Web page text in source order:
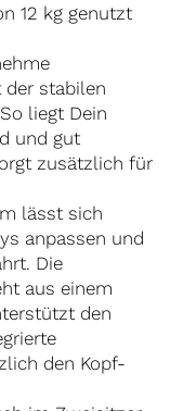
12 kg genutzt
der stabilen
liegt Dein
und gut
zusätzlich für
lässt sich
anpassen und
Die
aus einem
den
den Kopf-